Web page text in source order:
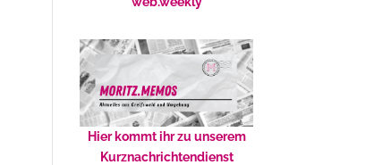
Hier kommt ihr zu unserem
Kurznachrichtendienst